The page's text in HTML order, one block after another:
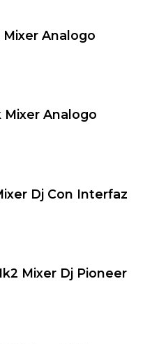
Mixer Analogo
Mixer Analogo
Dj Con Interfaz
Mixer Dj Pioneer